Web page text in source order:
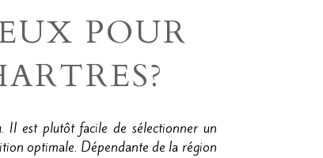
POUR
Il est plutôt facile de sélectionner un
optimale. Dépendante de la région